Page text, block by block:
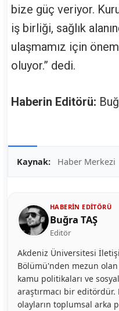
bize güç veriyor.
iş birliği, sağlık
ulaşmamız için
oluyor.” dedi.
Haberin Editörü:
Kaynak: Haber Merkezi
HABERIN EDITÖRÜ
Buğra TAŞ
Editör
Akdeniz Üniversitesi
Bölümü'nden mezun
kamu politikaları ve
araştırmacı bir
olayların toplumsal arka